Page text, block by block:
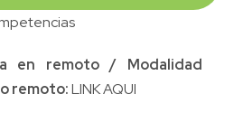
en remoto / Modalidad
remoto:LINK AQUI